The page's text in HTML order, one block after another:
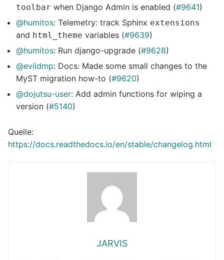
toolbar when Django Admin is enabled (#9641)
@humitos: Telemetry: track Sphinx extensions
and html_theme variables (#9639)
@humitos: Run django-upgrade (#9628)
@evildmp: Docs: Made some small changes to the
MyST migration how-to (#9620)
@dojutsu-user: Add admin functions for wiping a
version (#5140)
Quelle:
https://docs.readthedocs.io/en/stable/changelog.html
JARVIS